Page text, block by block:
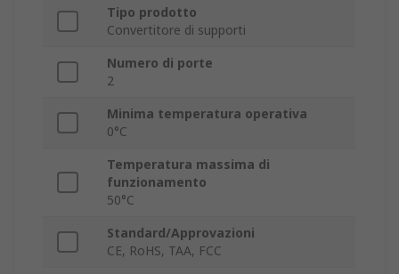
Tipo prodotto
Convertitore di supporti
Numero di porte
2
Minima temperatura operativa
0°C
Temperatura massima di
funzionamento
50°C
Standard/Approvazioni
CE, RoHS, TAA, FCC